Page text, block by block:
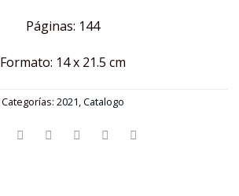
Páginas: 144
Formato: 14 x 21.5 cm
Categorías: 2021,Catalogo